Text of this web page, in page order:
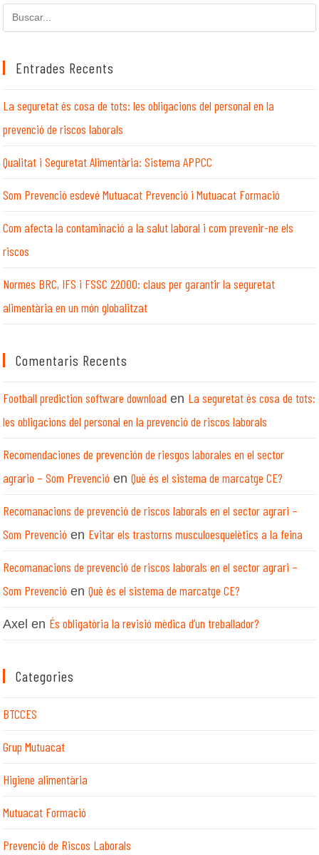
Cerca
en
llocEntrades Recents
La seguretat és cosa de tots: les obligacions del personal en la
prevenció de riscos laborals
Qualitat i Seguretat Alimentària: Sistema APPCC
Som Prevenció esdevé Mutuacat Prevenció i Mutuacat Formació
Com afecta la contaminació a la salut laboral i com prevenir-ne els
riscos
Normes BRC, IFS i FSSC 22000: claus per garantir la seguretat
alimentària en un món globalitzat
Comentaris Recents
Football prediction software download en La seguretat és cosa de tots:
les obligacions del personal en la prevenció de riscos laborals
Recomendaciones de prevención de riesgos laborales en el sector
agrario – Som Prevenció enQuè és el sistema de marcatge CE?
Recomanacions de prevenció de riscos laborals en el sector agrari –
Som Prevenció en Evitar els trastorns musculoesquelètics a la feina
Recomanacions de prevenció de riscos laborals en el sector agrari –
Som Prevenció enQuè és el sistema de marcatge CE?
Axel en És obligatòria la revisió mèdica d’un treballador?
Categories
BTCCES
Grup Mutuacat
Higiene alimentària
Mutuacat Formació
Prevenció de Riscos Laborals